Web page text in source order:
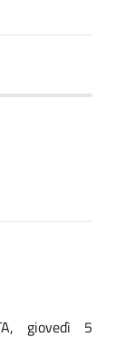
giovedì 5